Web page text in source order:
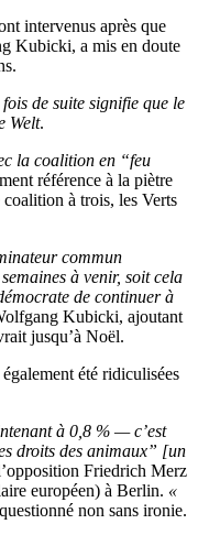
intervenus après que
Kubicki, a mis en doute
de suite signifie que le
Welt.
la coalition en “feu
référence à la piètre
coalition à trois, les Verts
commun
à venir, soit cela
de continuer à
Kubicki, ajoutant
jusqu’à Noël.
été ridiculisées
à 0,8 % — c’est
droits des animaux” [un
Friedrich Merz
européen) à Berlin. «
non sans ironie.